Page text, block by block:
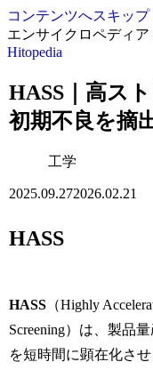
コンテンツへスキップ
エンサイクロペディア
Hitopedia
HASS｜高ス
初期不良を摘
工学
2025.09.272026.02.21
HASS
HASS （Highly
Screening）は、製品
を短時間に顕在化さ